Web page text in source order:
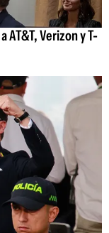
AT&T, Verizon y T-